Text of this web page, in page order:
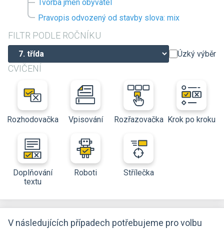
Tvorba jmen obyvatel
Pravopis odvozený od stavby slova: mix
FILTR PODLE ROČNÍKU
Úzký výběr
CVIČENÍ
Rozhodovačka Vpisování Rozřazovačka Krok po kroku
Doplňování
textu
Roboti Střílečka
V následujících případech potřebujeme pro volbu